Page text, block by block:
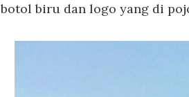
botol biru dan logo yang di